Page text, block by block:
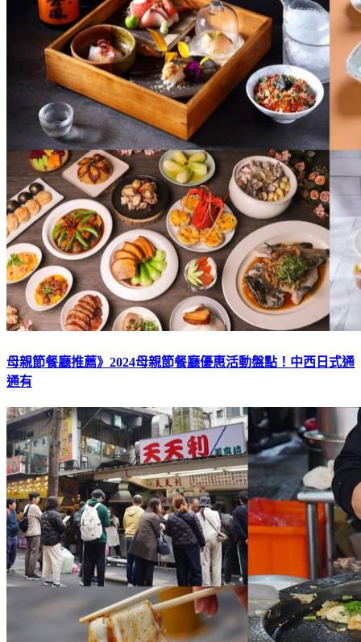
母親節餐廳推薦》2024母親節餐廳優惠活動盤點！中西日式通
通有